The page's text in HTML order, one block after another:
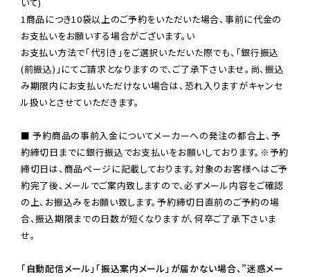
1商品につき10袋以上のご予約をいただいた場合、事前に代金の
お支払いをお願いする場合がございます。い
お支払い方法で「代引き」をご選択いただいた際でも、「銀行振込
(前振込)」にてご請求となりますので、ご了承下さいませ。尚、振込
み期限内にお支払いただけない場合は、恐れ入りますがキャンセ
ル扱いとさせていただきます。
■ 予約商品の事前入金についてメーカーへの発注の都合上、予
約締切日までに銀行振込でお支払いをお願いしております。※予約
締切日は、商品ページに記載しております。対象のお客様へはご予
約完了後、メールでご案内致しますので、必ずメール内容をご確認
の上、お振込みをお願い致します。予約締切日直前のご予約の場
合、振込期限までの日数が短くなりますが、何卒ご了承下さいま
せ。
「自動配信メール」「振込案内メール」が届かない場合、”迷惑メー